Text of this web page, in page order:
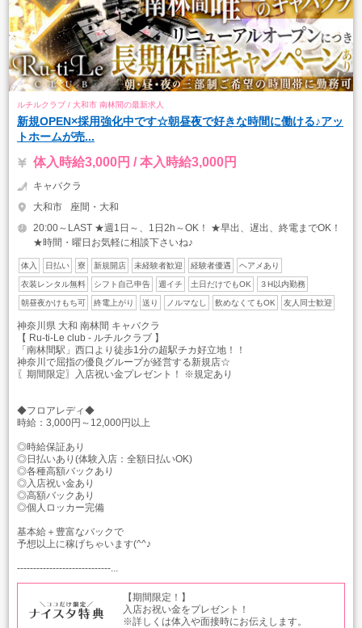
ルチルクラブ / 大和市 南林間の最新求人
新規OPEN×採用強化中です☆朝昼夜で好きな時間に働ける♪アッ
トホームが売...
体入時給3,000円 / 本入時給3,000円
キャバクラ
大和市
座間・大和
20:00～LAST ★週1日～、1日2h～OK！ ★早出、遅出、終電までOK！
★時間・曜日お気軽に相談下さいね♪
体入 日払い 寮 新規開店 未経験者歓迎 経験者優遇 ヘアメあり
衣装レンタル無料 シフト自己申告 週イチ 土日だけでもOK ３H以内勤務
朝昼夜かけもち可 終電上がり 送り ノルマなし 飲めなくてもOK 友人同士歓迎
神奈川県 大和 南林間 キャバクラ
【 Ru-ti-Le club - ルチルクラブ 】
「南林間駅」西口より徒歩1分の超駅チカ好立地！！
神奈川で屈指の優良グループが経営する新規店☆
〖期間限定〗入店祝い金プレゼント！ ※規定あり
◆フロアレディ◆
時給：3,000円～12,000円以上
◎時給保証あり
◎日払いあり(体験入店：全額日払いOK)
◎各種高額バックあり
◎入店祝い金あり
◎高額バックあり
◎個人ロッカー完備
基本給＋豊富なバックで
予想以上に稼げちゃいます(^^♪
-----------------------------...
【期間限定！】
入店お祝い金をプレゼント！
※詳しくは体入や面接時にお伝えします。